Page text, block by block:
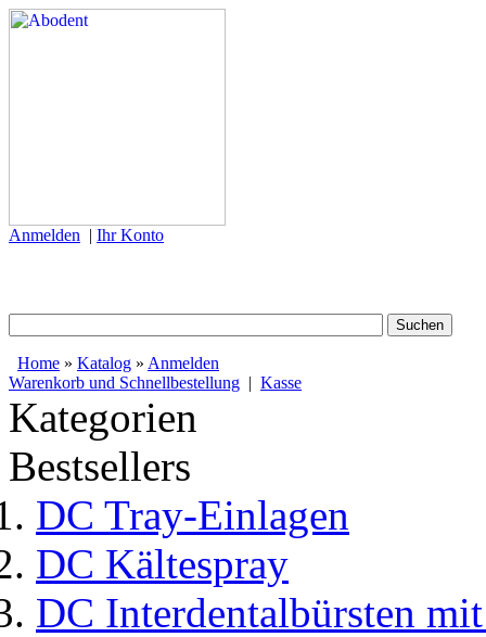
Anmelden | Ihr Konto
Home » Katalog » Anmelden
Warenkorb und Schnellbestellung | Kasse
Kategorien
Bestsellers
DC Tray-Einlagen
DC Kältespray
DC Interdentalbürsten